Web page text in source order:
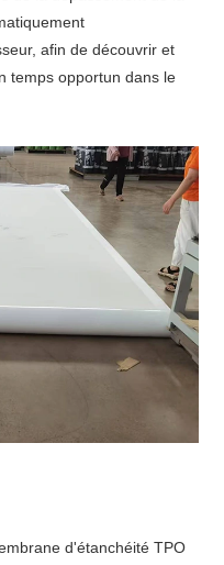
afin de découvrir et
temps opportun dans le
d'étanchéité TPO